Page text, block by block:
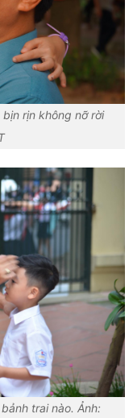
rịn không nỡ rời
trai nào. Ảnh: